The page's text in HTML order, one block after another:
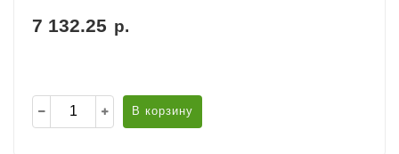
7 132.25 р.
В корзину